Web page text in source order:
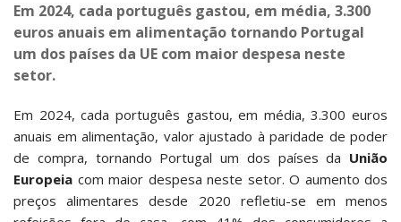
Em 2024, cada português gastou, em média, 3.300
euros anuais em alimentação tornando Portugal
um dos países da UE com maior despesa neste
setor.
Em 2024, cada português gastou, em média, 3.300 euros
anuais em alimentação, valor ajustado à paridade de poder
de compra, tornando Portugal um dos países da União
Europeia com maior despesa neste setor. O aumento dos
preços alimentares desde 2020 refletiu-se em menos